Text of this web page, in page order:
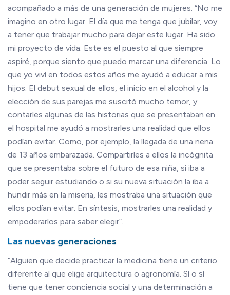
acompañado a más de una generación de mujeres. “No me
imagino en otro lugar. El día que me tenga que jubilar, voy
a tener que trabajar mucho para dejar este lugar. Ha sido
mi proyecto de vida. Este es el puesto al que siempre
aspiré, porque siento que puedo marcar una diferencia. Lo
que yo viví en todos estos años me ayudó a educar a mis
hijos. El debut sexual de ellos, el inicio en el alcohol y la
elección de sus parejas me suscitó mucho temor, y
contarles algunas de las historias que se presentaban en
el hospital me ayudó a mostrarles una realidad que ellos
podían evitar. Como, por ejemplo, la llegada de una nena
de 13 años embarazada. Compartirles a ellos la incógnita
que se presentaba sobre el futuro de esa niña, si iba a
poder seguir estudiando o si su nueva situación la iba a
hundir más en la miseria, les mostraba una situación que
ellos podían evitar. En síntesis, mostrarles una realidad y
empoderarlos para saber elegir”.
Las nuevas generaciones
“Alguien que decide practicar la medicina tiene un criterio
diferente al que elige arquitectura o agronomía. Sí o sí
tiene que tener conciencia social y una determinación a